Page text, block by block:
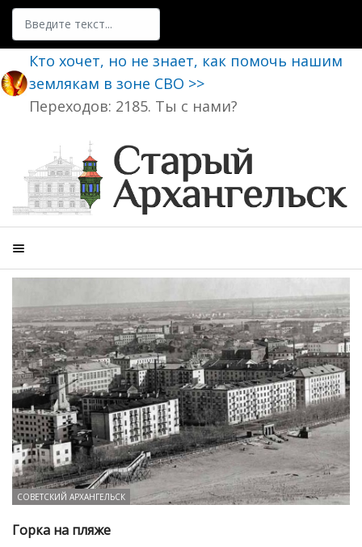
Поиск
Кто хочет, но не знает, как помочь нашим
землякам в зоне СВО >>
Переходов: 2185. Ты с нами?
СОВЕТСКИЙ АРХАНГЕЛЬСК
Горка на пляже